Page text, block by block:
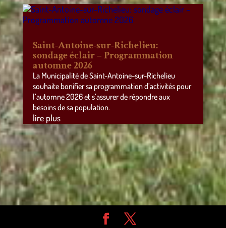
Saint-Antoine-sur-Richelieu:
sondage éclair – Programmation
automne 2026
La Municipalité de Saint-Antoine-sur-Richelieu
souhaite bonifier sa programmation d’activités pour
l’automne 2026 et s’assurer de répondre aux
besoins de sa population.
lire plus